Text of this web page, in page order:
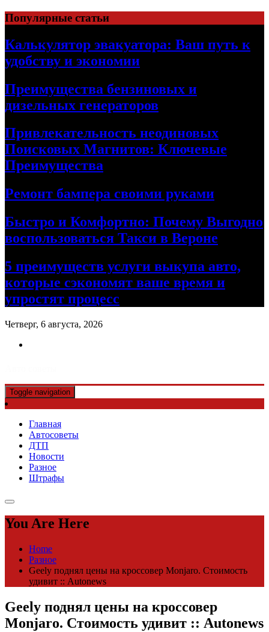
Skip
to
content
Популярные статьи
Калькулятор эвакуатора: Ваш путь к
удобству и экономии
Преимущества бензиновых и
дизельных генераторов
Привлекательность неодиновых
Поисковых Магнитов: Ключевые
Преимущества
Ремонт бампера своими руками
Быстро и Комфортно: Почему Выгодно
воспользоваться Такси в Вероне
5 преимуществ услуги выкупа авто,
которые сэкономят ваше время и
упростят процесс
Четверг, 6 августа, 2026
Toggle navigation
Главная
Автосоветы
ДТП
Новости
Разное
Штрафы
You Are Here
Home
Разное
Geely поднял цены на кроссовер Monjaro. Стоимость
удивит :: Autonews
Geely поднял цены на кроссовер
Monjaro. Стоимость удивит :: Autonews